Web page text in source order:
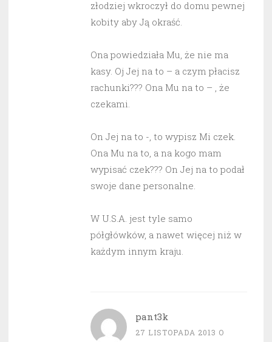
złodziej wkroczył do domu pewnej
kobity aby Ją okraść.
Ona powiedziała Mu, że nie ma
kasy. Oj Jej na to – a czym płacisz
rachunki??? Ona Mu na to – , że
czekami.
On Jej na to -, to wypisz Mi czek.
Ona Mu na to, a na kogo mam
wypisać czek??? On Jej na to podał
swoje dane personalne.
W U.S.A. jest tyle samo
półgłówków, a nawet więcej niż w
każdym innym kraju.
pant3k
27 LISTOPADA 2013 O